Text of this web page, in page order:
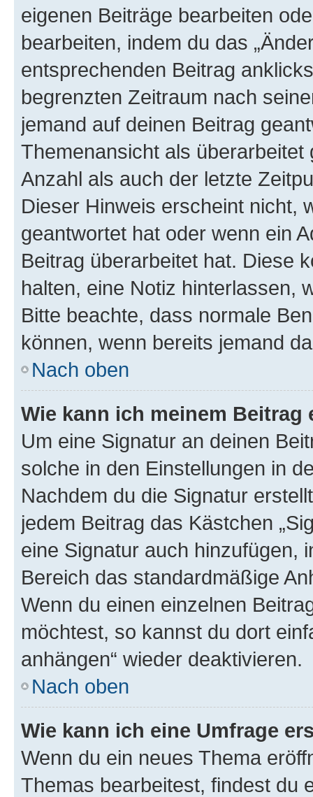
eigenen Beiträge bearbeiten
bearbeiten, indem du das
entsprechenden Beitrag
begrenzten Zeitraum nach
jemand auf deinen Beitrag
Themenansicht als
Anzahl als auch der letzte
Dieser Hinweis erscheint nicht,
geantwortet hat oder wenn ein
Beitrag überarbeitet hat. Diese
halten, eine Notiz hinterlassen,
Bitte beachte, dass normale
können, wenn bereits jemand
Nach oben
Wie kann ich meinem
Um eine Signatur an deinen
solche in den Einstellungen in
Nachdem du die Signatur
jedem Beitrag das Kästchen
eine Signatur auch hinzufügen,
Bereich das standardmäßige
Wenn du einen einzelnen
möchtest, so kannst du dort
anhängen“ wieder deaktivieren.
Nach oben
Wie kann ich eine Umfrage
Wenn du ein neues Thema
Themas bearbeitest, findest du